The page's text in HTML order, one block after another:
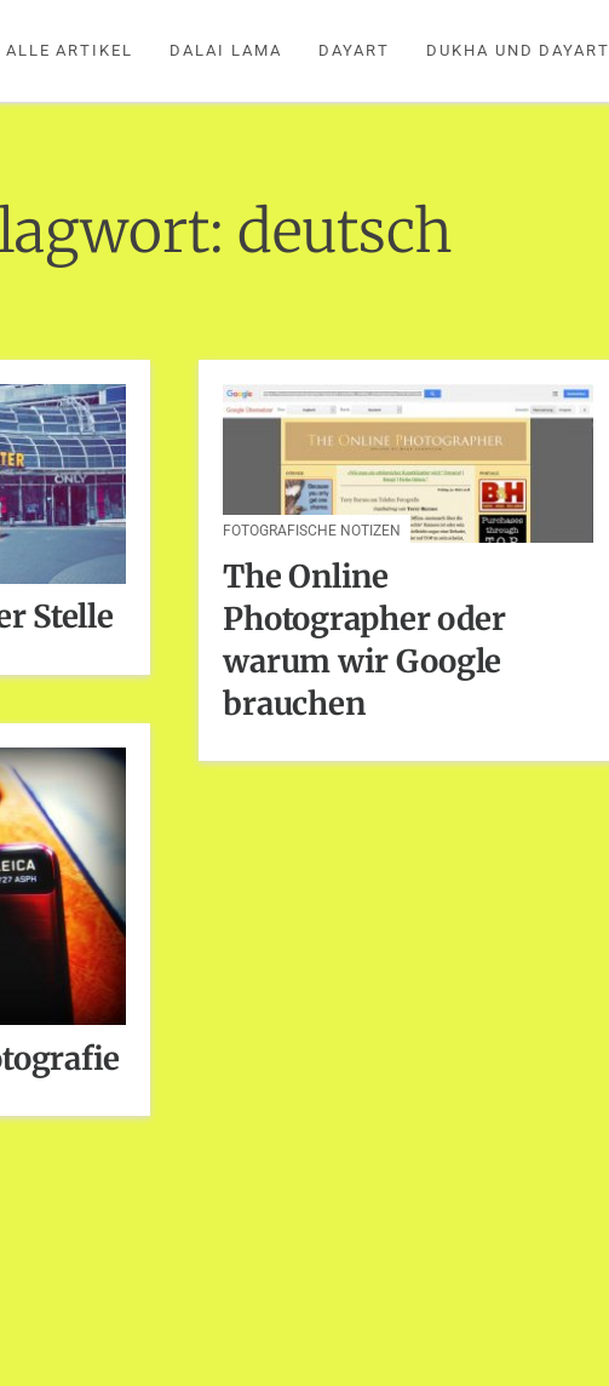
ALLE ARTIKEL DALAI LAMA DAYART DUKHA UND DAYART
deutsch
Stelle
FOTOGRAFISCHE NOTIZEN
The Online
Photographer oder
warum wir Google
brauchen